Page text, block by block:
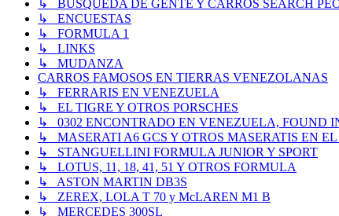
↳ BUSQUEDA DE GENTE Y CARROS SEARCH
↳ ENCUESTAS
↳ FORMULA 1
↳ LINKS
↳ MUDANZA
CARROS FAMOSOS EN TIERRAS VENEZOLANAS
↳ FERRARIS EN VENEZUELA
↳ EL TIGRE Y OTROS PORSCHES
↳ 0302 ENCONTRADO EN VENEZUELA, FOUND
↳ MASERATI A6 GCS Y OTROS MASERATIS EN EL
↳ STANGUELLINI FORMULA JUNIOR Y SPORT
↳ LOTUS, 11, 18, 41, 51 Y OTROS FORMULA
↳ ASTON MARTIN DB3S
↳ ZEREX, LOLA T 70 y McLAREN M1 B
↳ MERCEDES 300SL